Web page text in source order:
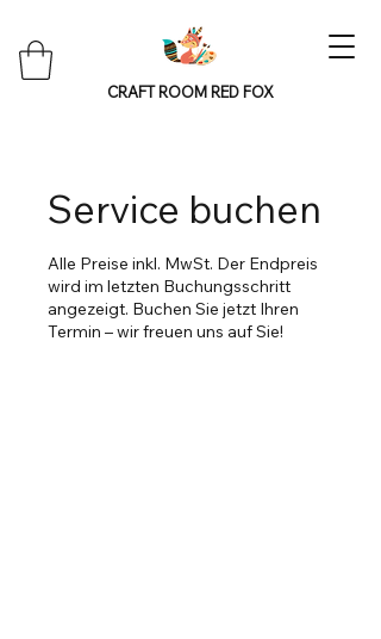
CRAFT ROOM RED FOX
Service buchen
Alle Preise inkl. MwSt. Der Endpreis
wird im letzten Buchungsschritt
angezeigt. Buchen Sie jetzt Ihren
Termin – wir freuen uns auf Sie!